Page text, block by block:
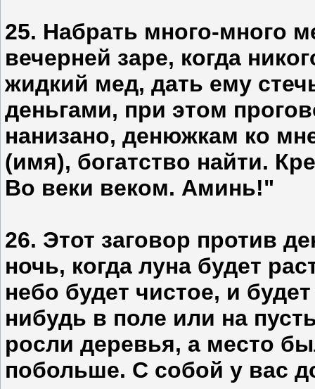
25. Набрать много-много
вечерней заре, когда
жидкий мед, дать ему
деньгами, при этом
нанизано, денюжкам ко
(имя), богатство найти.
Во веки веком. Аминь!"
26. Этот заговор против
ночь, когда луна будет
небо будет чистое, и
нибудь в поле или на
росли деревья, а место
побольше. С собой у вас